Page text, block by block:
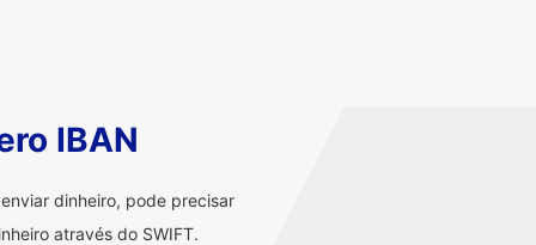
IBAN
dinheiro, pode precisar
através do SWIFT.